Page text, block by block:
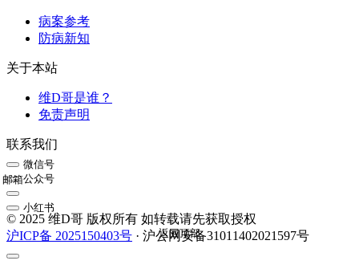
病案参考
防病新知
关于本站
维D哥是谁？
免责声明
联系我们
微信号
公众号
邮箱
小红书
© 2025 维D哥 版权所有 如转载请先获取授权
沪ICP备 2025150403号 · 沪公网安备31011402021597号
返回顶部